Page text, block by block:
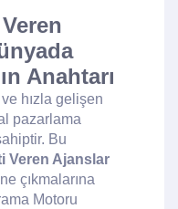
Anahtarı
hızla gelişen
pazarlama
Bu
Veren Ajanslar
çıkmalarına
Motoru